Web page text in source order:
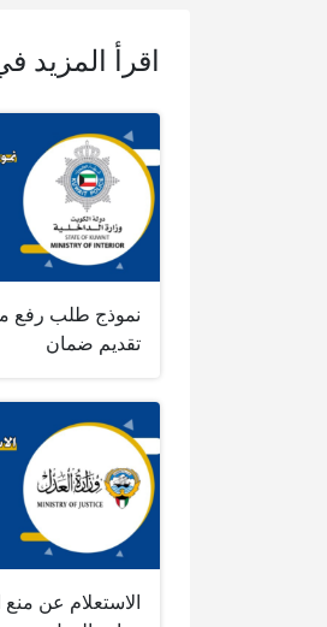
اقرأ المزيد
نموذج طلب رفع
تقديم ضمان
الاستعلام عن